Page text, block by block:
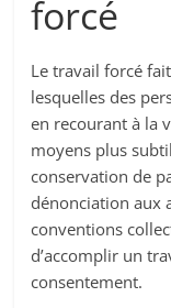
forcé
Le travail forcé
lesquelles des
en recourant à la
moyens plus
conservation de
dénonciation aux
conventions
d’accomplir un
consentement.